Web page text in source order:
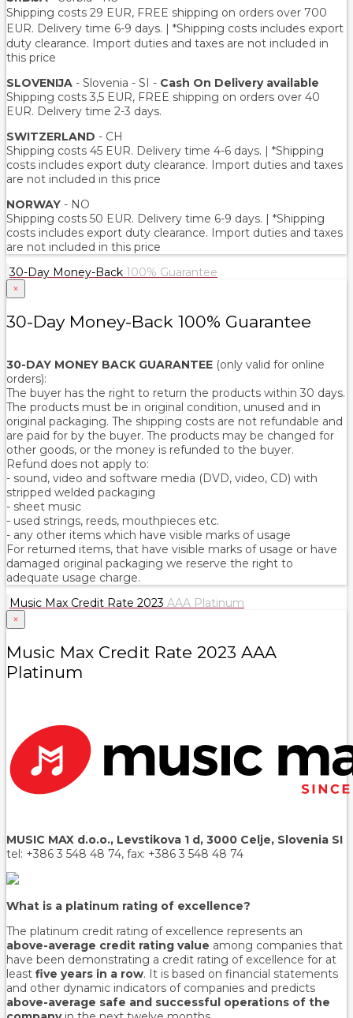
Shipping costs 29 EUR, FREE shipping on orders over 700
EUR. Delivery time 6-9 days. | *Shipping costs includes export
duty clearance. Import duties and taxes are not included in
this price
SLOVENIJA - Slovenia - SI - Cash On Delivery available
Shipping costs 3,5 EUR, FREE shipping on orders over 40
EUR. Delivery time 2-3 days.
SWITZERLAND - CH
Shipping costs 45 EUR. Delivery time 4-6 days. | *Shipping
costs includes export duty clearance. Import duties and taxes
are not included in this price
NORWAY - NO
Shipping costs 50 EUR. Delivery time 6-9 days. | *Shipping
costs includes export duty clearance. Import duties and taxes
are not included in this price
30-Day Money-Back 100% Guarantee
×
30-Day Money-Back 100% Guarantee
30-DAY MONEY BACK GUARANTEE (only valid for online
orders):
The buyer has the right to return the products within 30 days.
The products must be in original condition, unused and in
original packaging. The shipping costs are not refundable and
are paid for by the buyer. The products may be changed for
other goods, or the money is refunded to the buyer.
Refund does not apply to:
- sound, video and software media (DVD, video, CD) with
stripped welded packaging
- sheet music
- used strings, reeds, mouthpieces etc.
- any other items which have visible marks of usage
For returned items, that have visible marks of usage or have
damaged original packaging we reserve the right to
adequate usage charge.
Music Max Credit Rate 2023 AAA Platinum
×
Music Max Credit Rate 2023 AAA
Platinum
MUSIC MAX d.o.o., Levstikova 1 d, 3000 Celje, Slovenia SI
tel: +386 3 548 48 74, fax: +386 3 548 48 74
What is a platinum rating of excellence?
The platinum credit rating of excellence represents an
above-average credit rating value among companies that
have been demonstrating a credit rating of excellence for at
least five years in a row. It is based on financial statements
and other dynamic indicators of companies and predicts
above-average safe and successful operations of the